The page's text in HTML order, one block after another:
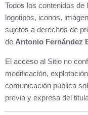
Todos los contenidos
logotipos, iconos,
sujetos a derechos de
de Antonio Fernández
El acceso al Sitio no
modificación,
comunicación pública
previa y expresa del